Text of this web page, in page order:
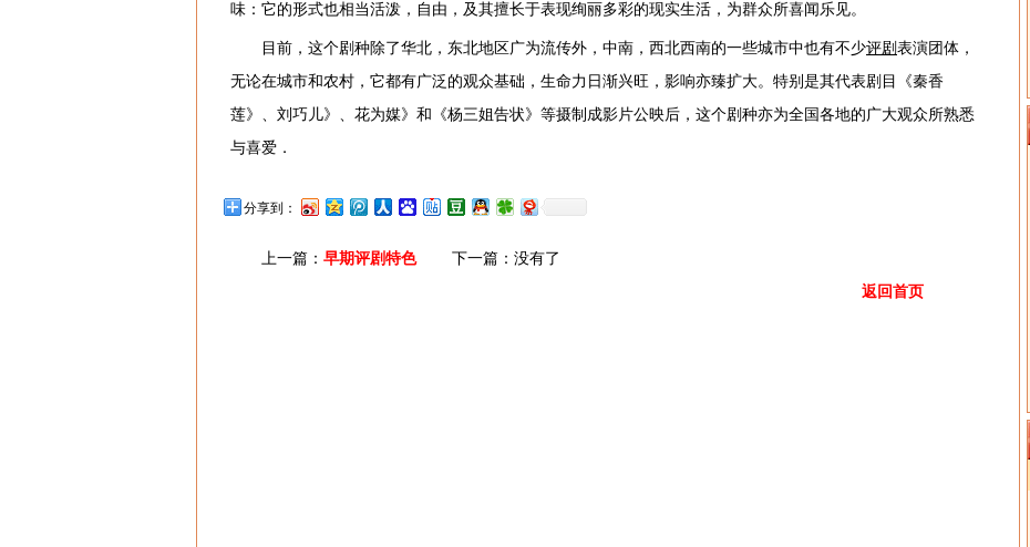
味：它的形式也相当活泼，自由，及其擅长于表现绚丽多彩的现实生活，为群众所喜闻乐见。
目前，这个剧种除了华北，东北地区广为流传外，中南，西北西南的一些城市中也有不少评剧 表演团体，
无论在城市和农村，它都有广泛的观众基础，生命力日渐兴旺，影响亦臻扩大。特别是其代表剧目《秦香
莲》、刘巧儿》、花为媒》和《杨三姐告状》等摄制成影片公映后，这个剧种亦为全国各地的广大观众所熟悉
与喜爱．
分享到：
上一篇： 早期评剧特色
下一篇：没有了
返回首页